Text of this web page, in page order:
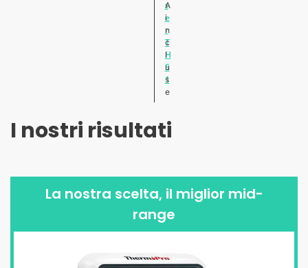
t
e
r
T
H
S
1
A
i
n
c
l
u
s
e
I nostri risultati
La nostra scelta, il miglior mid-
range